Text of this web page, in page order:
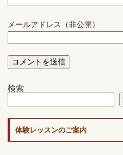
メールアドレス（非公開）
検索
体験レッスンのご案内